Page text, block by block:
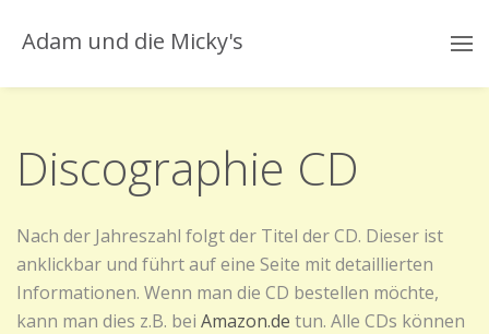
Adam und die Micky's
Discographie CD
Nach der Jahreszahl folgt der Titel der CD. Dieser ist
anklickbar und führt auf eine Seite mit detaillierten
Informationen. Wenn man die CD bestellen möchte,
kann man dies z.B. bei Amazon.de tun. Alle CDs können